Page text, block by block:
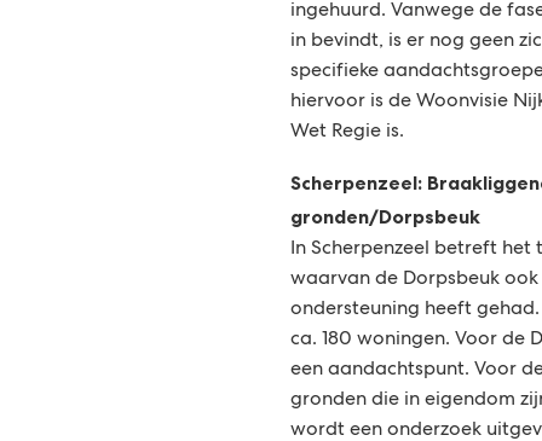
ingehuurd. Vanwege de
in bevindt, is er nog geen
specifieke
hiervoor is de Woonvisie
Wet Regie is.
Scherpenzeel:
gronden/Dorpsbeuk
In Scherpenzeel betreft het
waarvan de Dorpsbeuk
ondersteuning heeft
ca. 180 woningen. Voor de
een aandachtspunt. Voor
gronden die in eigendom
wordt een onderzoek